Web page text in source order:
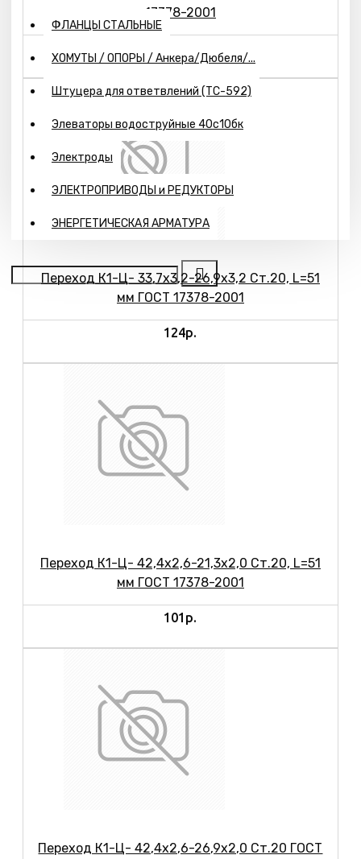
ФЛАНЦЫ СТАЛЬНЫЕ
ХОМУТЫ / ОПОРЫ / Анкера/Дюбеля/...
Штуцера для ответвлений (ТС-592)
Элеваторы водоструйные 40с10бк
Электроды
ЭЛЕКТРОПРИВОДЫ и РЕДУКТОРЫ
ЭНЕРГЕТИЧЕСКАЯ АРМАТУРА
17378-2001
Переход К1-Ц- 33,7х3,2-26,9х3,2 Ст.20, L=51
мм ГОСТ 17378-2001
124р.
Переход К1-Ц- 42,4х2,6-21,3х2,0 Ст.20, L=51
мм ГОСТ 17378-2001
101р.
Переход К1-Ц- 42,4х2,6-26,9х2,0 Ст.20 ГОСТ